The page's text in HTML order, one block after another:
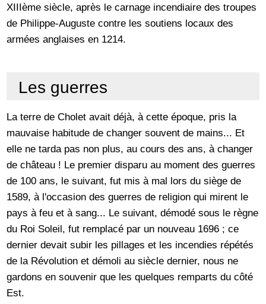
XIIIème siècle, après le carnage incendiaire des troupes
de Philippe-Auguste contre les soutiens locaux des
armées anglaises en 1214.
Les guerres
La terre de Cholet avait déjà, à cette époque, pris la
mauvaise habitude de changer souvent de mains... Et
elle ne tarda pas non plus, au cours des ans, à changer
de château ! Le premier disparu au moment des guerres
de 100 ans, le suivant, fut mis à mal lors du siège de
1589, à l'occasion des guerres de religion qui mirent le
pays à feu et à sang... Le suivant, démodé sous le règne
du Roi Soleil, fut remplacé par un nouveau 1696 ; ce
dernier devait subir les pillages et les incendies répétés
de la Révolution et démoli au siècle dernier, nous ne
gardons en souvenir que les quelques remparts du côté
Est.